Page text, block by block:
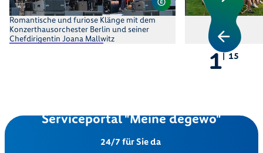
Romantische und furiose Klänge mit dem
Konzerthausorchester Berlin und seiner
Chefdirigentin Joana Mallwitz
1 15
Serviceportal "Meine degewo"
24/7 für Sie da